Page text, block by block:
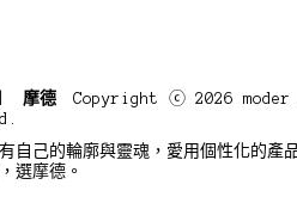
| 摩德 Copyright ⓒ 2026
自己的輪廓與靈魂，愛用個性化的產
選摩德。